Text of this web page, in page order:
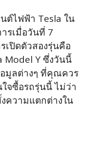
ต์ไฟฟ้า Tesla ใน
รเมื่อวันที่ 7
เปิดตัวสองรุ่นคือ
Model Y ซึ่งวันนี้
มูลต่างๆ ที่คุณควร
จซื้อรถรุ่นนี้ ไม่ว่า
ความแตกต่างใน